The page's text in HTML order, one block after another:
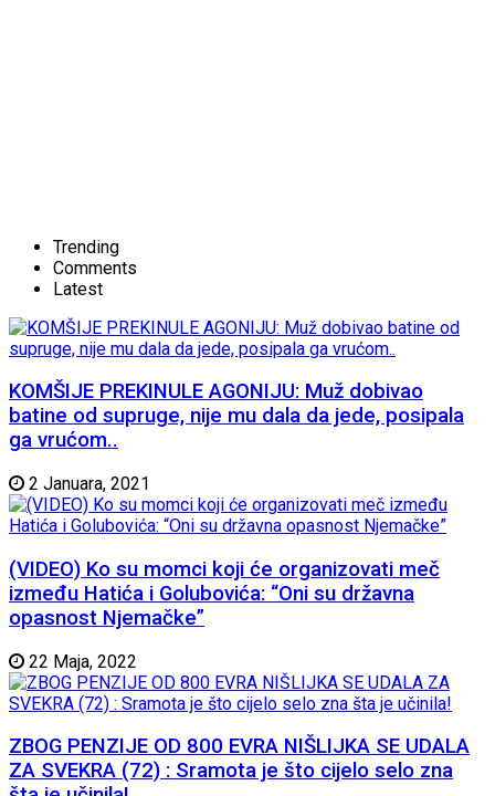
Trending
Comments
Latest
KOMŠIJE PREKINULE AGONIJU: Muž dobivao
batine od supruge, nije mu dala da jede, posipala
ga vrućom..
2 Januara, 2021
(VIDEO) Ko su momci koji će organizovati meč
između Hatića i Golubovića: “Oni su državna
opasnost Njemačke”
22 Maja, 2022
ZBOG PENZIJE OD 800 EVRA NIŠLIJKA SE UDALA
ZA SVEKRA (72) : Sramota je što cijelo selo zna